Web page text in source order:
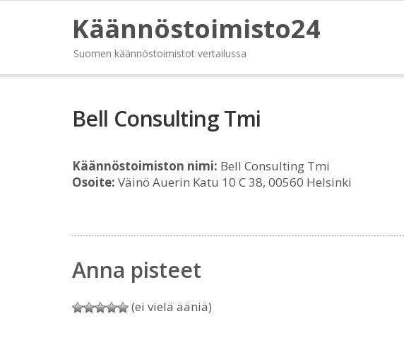
Käännöstoimisto24
Suomen käännöstoimistot vertailussa
Bell Consulting Tmi
Käännöstoimiston nimi: Bell Consulting Tmi
Osoite: Väinö Auerin Katu 10 C 38, 00560 Helsinki
Anna pisteet
(ei vielä ääniä)